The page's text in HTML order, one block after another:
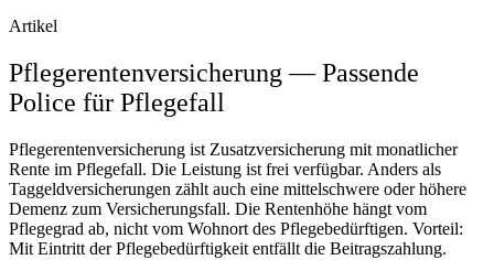
Artikel
Pflegerentenversicherung — Passende
Police für Pflegefall
Pflegerentenversicherung ist Zusatzversicherung mit monatlicher
Rente im Pflegefall. Die Leistung ist frei verfügbar. Anders als
Taggeldversicherungen zählt auch eine mittelschwere oder höhere
Demenz zum Versicherungsfall. Die Rentenhöhe hängt vom
Pflegegrad ab, nicht vom Wohnort des Pflegebedürftigen. Vorteil:
Mit Eintritt der Pflegebedürftigkeit entfällt die Beitragszahlung.